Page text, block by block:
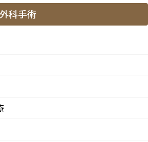
7月・8月の矯正診療日のお知らせ
2026/07/03
科手術